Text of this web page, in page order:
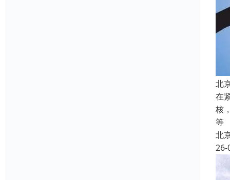
北
在
核
等
北
26-